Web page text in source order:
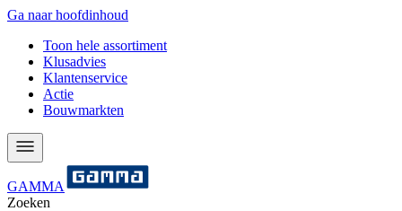
Ga naar hoofdinhoud
Toon hele assortiment
Klusadvies
Klantenservice
Actie
Bouwmarkten
GAMMA
Zoeken